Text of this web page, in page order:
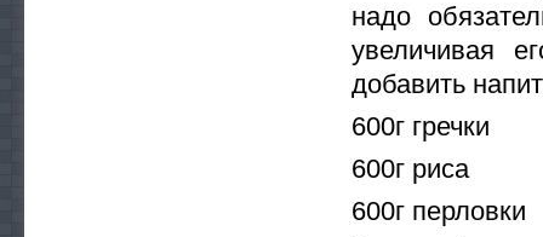
надо
увеличивая
добавить
600г гречки
600г риса
600г перловки